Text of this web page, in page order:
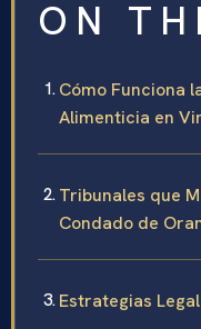
ON
Cómo Funciona
Alimenticia en
Tribunales que
Condado de
Estrategias